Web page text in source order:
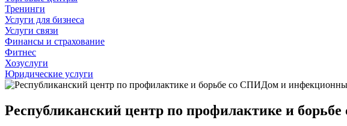
Тренинги
Услуги для бизнеса
Услуги связи
Финансы и страхование
Фитнес
Хозуслуги
Юридические услуги
Республиканский центр по профилактике и